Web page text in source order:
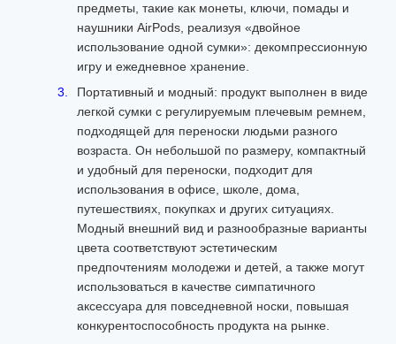
предметы, такие как монеты, ключи, помады и
наушники AirPods, реализуя «двойное
использование одной сумки»: декомпрессионную
игру и ежедневное хранение.
Портативный и модный: продукт выполнен в виде
легкой сумки с регулируемым плечевым ремнем,
подходящей для переноски людьми разного
возраста. Он небольшой по размеру, компактный
и удобный для переноски, подходит для
использования в офисе, школе, дома,
путешествиях, покупках и других ситуациях.
Модный внешний вид и разнообразные варианты
цвета соответствуют эстетическим
предпочтениям молодежи и детей, а также могут
использоваться в качестве симпатичного
аксессуара для повседневной носки, повышая
конкурентоспособность продукта на рынке.